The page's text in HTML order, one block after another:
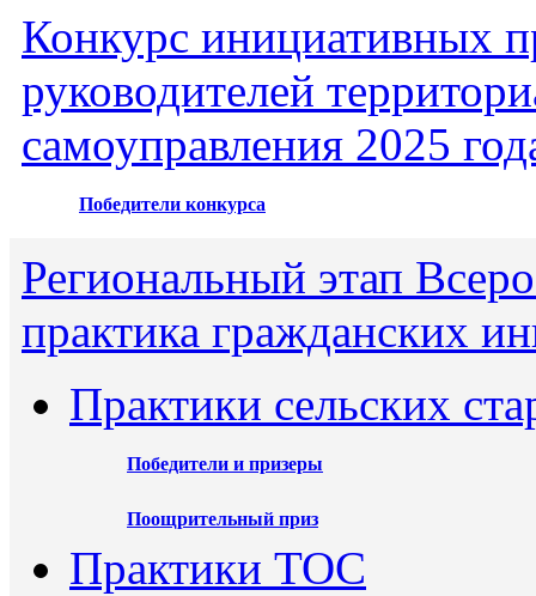
Конкурс инициативных
руководителей
самоуправления 2025
Победители конкурса
Региональный этап
практика гражданских
Практики сельских
Победители и призеры
Поощрительный приз
Практики ТОС